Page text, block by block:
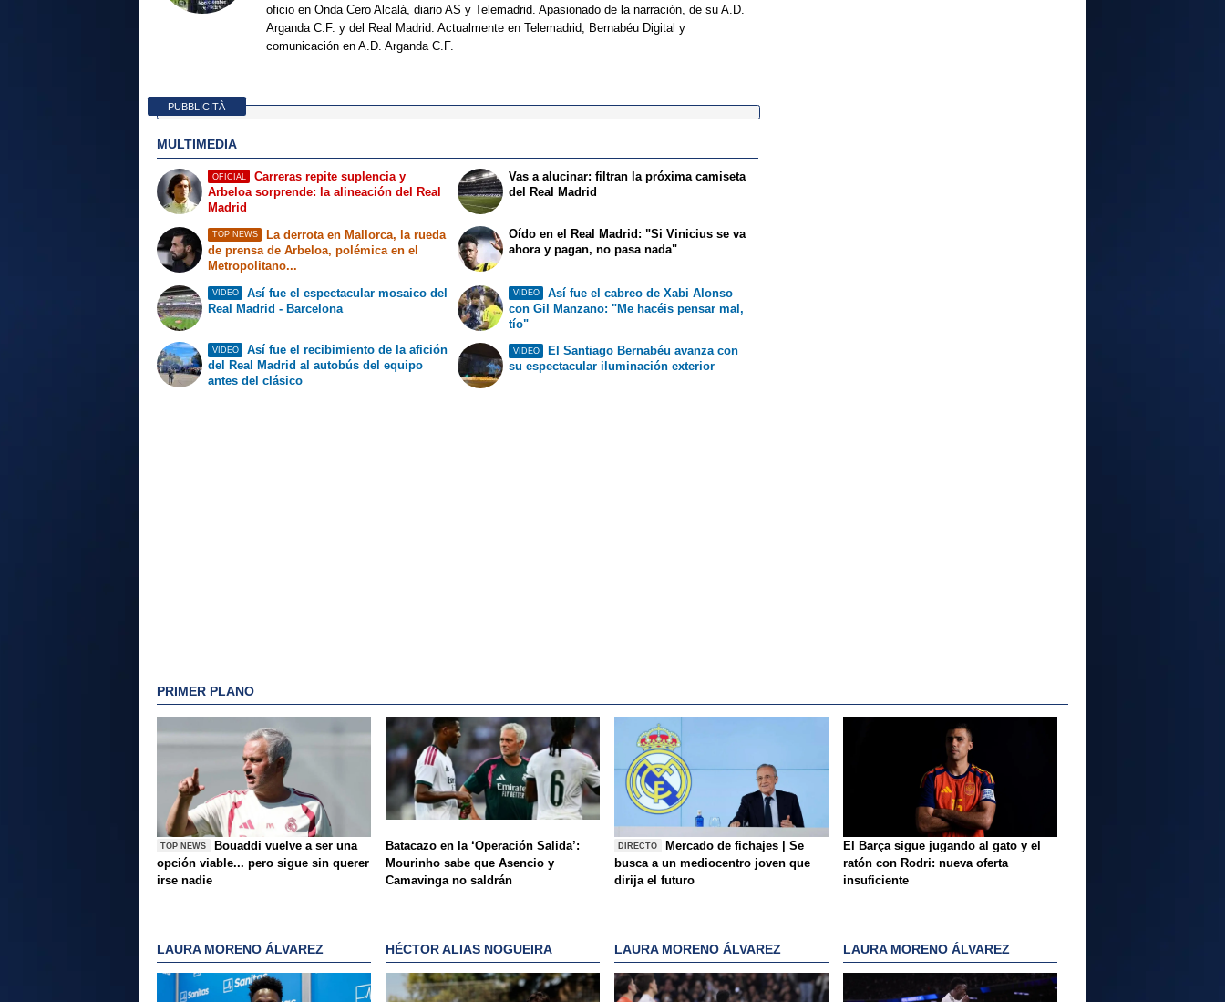
oficio en Onda Cero Alcalá, diario AS y Telemadrid. Apasionado de la narración, de su A.D.
Arganda C.F. y del Real Madrid. Actualmente en Telemadrid, Bernabéu Digital y
comunicación en A.D. Arganda C.F.
PUBBLICITÀ
MULTIMEDIA
OFICIAL
Carreras repite suplencia y
Arbeloa sorprende: la alineación del Real
Madrid
TOP NEWS
La derrota en Mallorca, la rueda
de prensa de Arbeloa, polémica en el
Metropolitano...
Vas a alucinar: filtran la próxima camiseta
del Real Madrid
Oído en el Real Madrid: "Si Vinicius se va
ahora y pagan, no pasa nada"
VIDEO
Así fue el espectacular mosaico del
Real Madrid - Barcelona
VIDEO
Así fue el recibimiento de la afición
del Real Madrid al autobús del equipo
antes del clásico
VIDEO
Así fue el cabreo de Xabi Alonso
con Gil Manzano: "Me hacéis pensar mal,
tío"
VIDEO
El Santiago Bernabéu avanza con
su espectacular iluminación exterior
PRIMER PLANO
TOP NEWS
Bouaddi vuelve a ser una
opción viable... pero sigue sin querer
irse nadie
Batacazo en la ‘Operación Salida’:
Mourinho sabe que Asencio y
Camavinga no saldrán
DIRECTO
Mercado de fichajes | Se
busca a un mediocentro joven que
dirija el futuro
El Barça sigue jugando al gato y el
ratón con Rodri: nueva oferta
insuficiente
LAURA MORENO ÁLVAREZ HÉCTOR ALIAS NOGUEIRA LAURA MORENO ÁLVAREZ LAURA MORENO ÁLVAREZ